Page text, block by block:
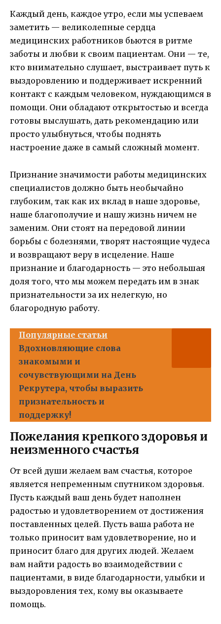
Каждый день, каждое утро, если мы успеваем
заметить — великолепные сердца
медицинских работников бьются в ритме
заботы и любви к своим пациентам. Они — те,
кто внимательно слушает, выстраивает путь к
выздоровлению и поддерживает искренний
контакт с каждым человеком, нуждающимся в
помощи. Они обладают открытостью и всегда
готовы выслушать, дать рекомендацию или
просто улыбнуться, чтобы поднять
настроение даже в самый сложный момент.
Признание значимости работы медицинских
специалистов должно быть необычайно
глубоким, так как их вклад в наше здоровье,
наше благополучие и нашу жизнь ничем не
заменим. Они стоят на передовой линии
борьбы с болезнями, творят настоящие чудеса
и возвращают веру в исцеление. Наше
признание и благодарность — это небольшая
доля того, что мы можем передать им в знак
признательности за их нелегкую, но
благородную работу.
Популярные статьи
Вдохновляющие слова
знакомыми и
сочувствующими на День
Рекрутера, чтобы выразить
признательность и
поддержку!
Пожелания крепкого здоровья и
неизменного счастья
От всей души желаем вам счастья, которое
является непременным спутником здоровья.
Пусть каждый ваш день будет наполнен
радостью и удовлетворением от достижения
поставленных целей. Пусть ваша работа не
только приносит вам удовлетворение, но и
приносит благо для других людей. Желаем
вам найти радость во взаимодействии с
пациентами, в виде благодарности, улыбки и
выздоровления тех, кому вы оказываете
помощь.